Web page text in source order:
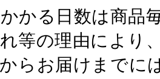
かる日数は商品
等の理由により
らお届けまでに